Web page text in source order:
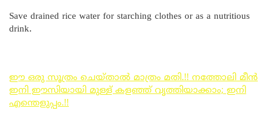
Save drained rice water for starching clothes or as a nutritious
drink.
ഈ ഒരു സൂത്രം ചെയ്‌താൽ മാത്രം മതി.!! നത്തോലി മീൻ
ഇനി ഈസിയായി മുള്ള് കളഞ്ഞ് വൃത്തിയാക്കാം; ഇനി
എന്തെളുപ്പം.!!